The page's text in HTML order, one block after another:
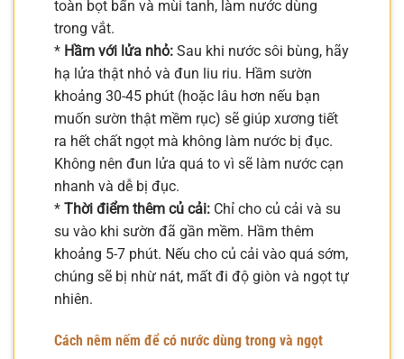
toàn bọt bẩn và mùi tanh, làm nước dùng
trong vắt.
* Hầm với lửa nhỏ: Sau khi nước sôi bùng, hãy
hạ lửa thật nhỏ và đun liu riu. Hầm sườn
khoảng 30-45 phút (hoặc lâu hơn nếu bạn
muốn sườn thật mềm rục) sẽ giúp xương tiết
ra hết chất ngọt mà không làm nước bị đục.
Không nên đun lửa quá to vì sẽ làm nước cạn
nhanh và dễ bị đục.
* Thời điểm thêm củ cải: Chỉ cho củ cải và su
su vào khi sườn đã gần mềm. Hầm thêm
khoảng 5-7 phút. Nếu cho củ cải vào quá sớm,
chúng sẽ bị nhừ nát, mất đi độ giòn và ngọt tự
nhiên.
Cách nêm nếm để có nước dùng trong và ngọt